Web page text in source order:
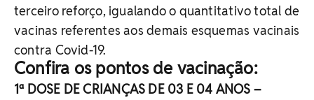
terceiro reforço, igualando o quantitativo total de
vacinas referentes aos demais esquemas vacinais
contra Covid-19.
Confira os pontos de vacinação:
1ª DOSE DE CRIANÇAS DE 03 E 04 ANOS –